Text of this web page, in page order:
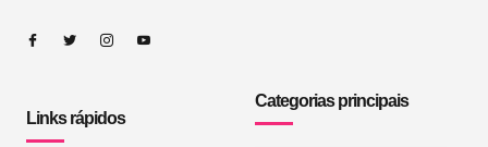
Links rápidos
Categorias principais